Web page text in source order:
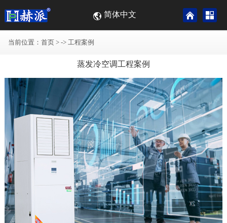
简体中文
当前位置： 首页 > -> 工程案例
蒸发冷空调工程案例